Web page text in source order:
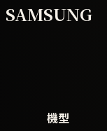
SAMSUNG
機型